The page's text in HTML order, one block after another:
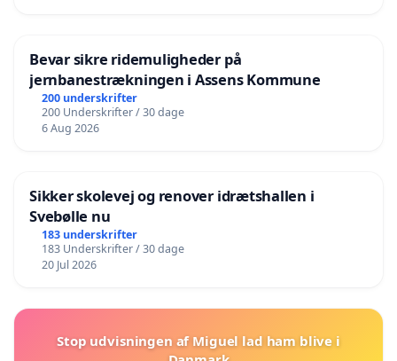
Bevar sikre ridemuligheder på
jernbanestrækningen i Assens Kommune
200 underskrifter
200 Underskrifter / 30 dage
6 Aug 2026
Sikker skolevej og renover idrætshallen i
Svebølle nu
183 underskrifter
183 Underskrifter / 30 dage
20 Jul 2026
Stop udvisningen af Miguel lad ham blive i